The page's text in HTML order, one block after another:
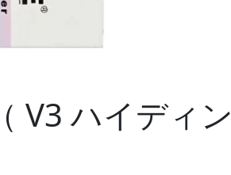
V3 ハイディン